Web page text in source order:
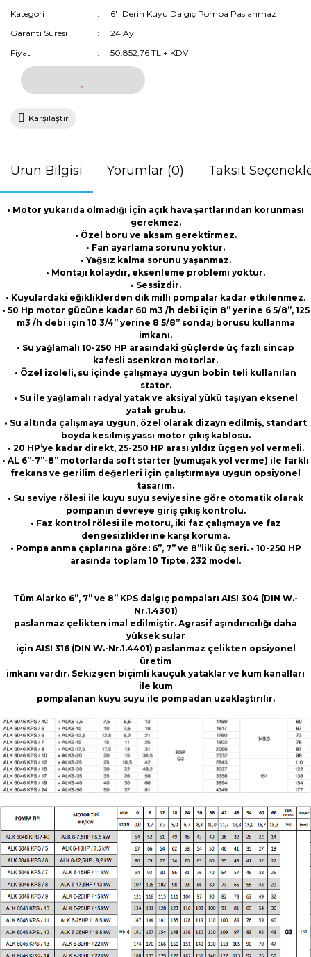
Kategori
6'' Derin Kuyu Dalgıç Pompa Paslanmaz
Garanti Süresi
24 Ay
Fiyat
50.852,76 TL + KDV
Karşılaştır
Ürün Bilgisi Yorumlar (0) Taksit
• Motor yukarıda olmadığı için açık hava şartlarından korunması
gerekmez.
• Özel boru ve aksam gerektirmez.
• Fan ayarlama sorunu yoktur.
• Yağsız kalma sorunu yaşanmaz.
• Montajı kolaydır, eksenleme problemi yoktur.
• Sessizdir.
• Kuyulardaki eğikliklerden dik milli pompalar kadar etkilenmez.
• 50 Hp motor gücüne kadar 60 m3 /h debi için 8” yerine 6 5/8”, 125
m3 /h debi için 10 3/4” yerine 8 5/8” sondaj borusu kullanma
imkanı.
• Su yağlamalı 10-250 HP arasındaki güçlerde üç fazlı sincap
kafesli asenkron motorlar.
• Özel izoleli, su içinde çalışmaya uygun bobin teli kullanılan
stator.
• Su ile yağlamalı radyal yatak ve aksiyal yükü taşıyan eksenel
yatak grubu.
• Su altında çalışmaya uygun, özel olarak dizayn edilmiş, standart
boyda kesilmiş yassı motor çıkış kablosu.
• 20 HP’ye kadar direkt, 25-250 HP arası yıldız üçgen yol vermeli.
• AL 6”-7”-8” motorlarda soft starter (yumuşak yol verme) ile farklı
frekans ve gerilim değerleri için çalıştırmaya uygun opsiyonel
tasarım.
• Su seviye rölesi ile kuyu suyu seviyesine göre otomatik olarak
pompanın devreye giriş çıkış kontrolu.
• Faz kontrol rölesi ile motoru, iki faz çalışmaya ve faz
dengesizliklerine karşı koruma.
• Pompa anma çaplarına göre: 6”, 7” ve 8”lik üç seri. • 10-250 HP
arasında toplam 10 Tipte, 232 model .
Tüm Alarko 6”, 7” ve 8” KPS dalgıç pompaları AISI 304 (DIN W.-
Nr.1.4301)
paslanmaz çelikten imal edilmiştir. Agrasif aşındırıcılığı daha
yüksek sular
için AISI 316 (DIN W.-Nr.1.4401) paslanmaz çelikten opsiyonel
üretim
imkanı vardır. Sekizgen biçimli kauçuk yataklar ve kum kanalları
ile kum
pompalanan kuyu suyu ile pompadan uzaklaştırılır.